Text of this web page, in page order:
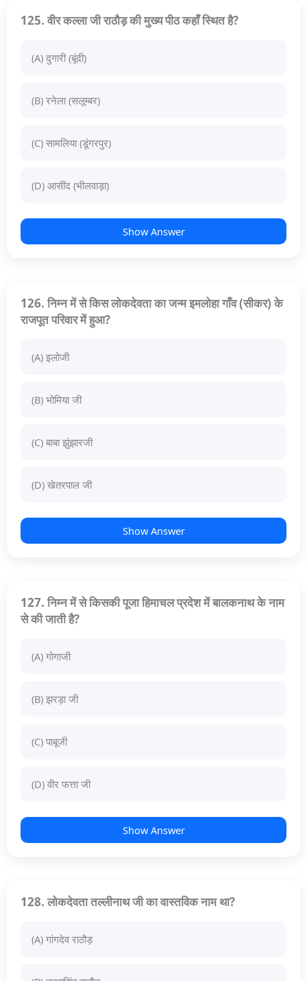
125. वीर कल्ला जी राठौड़ की मुख्य पीठ कहाँ स्थित है?
(A) दुगारी (बूंदी)
(B) रनेला (सलूम्बर)
(C) सामलिया (डूंगरपुर)
(D) आसींद (भीलवाड़ा)
Show Answer
126. निम्न में से किस लोकदेवता का जन्म इमलोहा गाँव (सीकर) के
राजपूत परिवार में हुआ?
(A) इलोजी
(B) भोमिया जी
(C) बाबा झुंझारजी
(D) खेतरपाल जी
Show Answer
127. निम्न में से किसकी पूजा हिमाचल प्रदेश में बालकनाथ के नाम
से की जाती है?
(A) गोगाजी
(B) झरड़ा जी
(C) पाबूजी
(D) वीर फत्ता जी
Show Answer
128. लोकदेवता तल्लीनाथ जी का वास्तविक नाम था?
(A) गांगदेव राठौड़